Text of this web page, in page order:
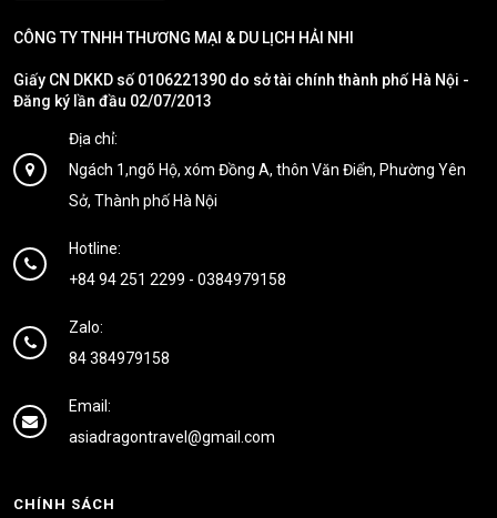
CÔNG TY TNHH THƯƠNG MẠI & DU LỊCH HẢI NHI
Giấy CN DKKD số 0106221390 do sở tài chính thành phố Hà Nội -
Đăng ký lần đầu 02/07/2013
Địa chỉ:
Ngách 1,ngõ Hộ, xóm Đồng A, thôn Văn Điển, Phường Yên
Sở, Thành phố Hà Nội
Hotline:
+84 94 251 2299 - 0384979158
Zalo:
84 384979158
Email:
asiadragontravel@gmail.com
CHÍNH SÁCH